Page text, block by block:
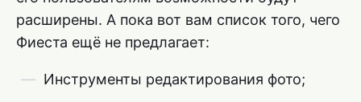
расширены. А пока вот вам список того, чего
Фиеста ещё не предлагает:
Инструменты редактирования фото;